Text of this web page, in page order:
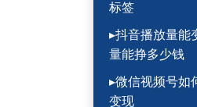
标签
▸抖音播放量能
量能挣多少钱
▸微信视频号如
变现